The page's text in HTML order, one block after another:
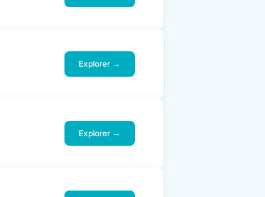
Explorer →
Explorer →